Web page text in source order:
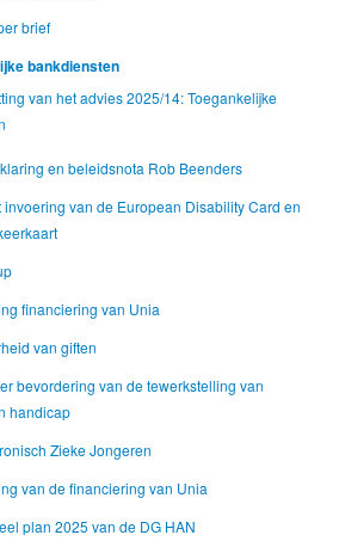
brief
bankdiensten
van het advies 2025/14: Toegankelijke
en beleidsnota Rob Beenders
invoering van de European Disability Card en
financiering van Unia
van giften
bevordering van de tewerkstelling van
handicap
Zieke Jongeren
van de financiering van Unia
plan 2025 van de DG HAN